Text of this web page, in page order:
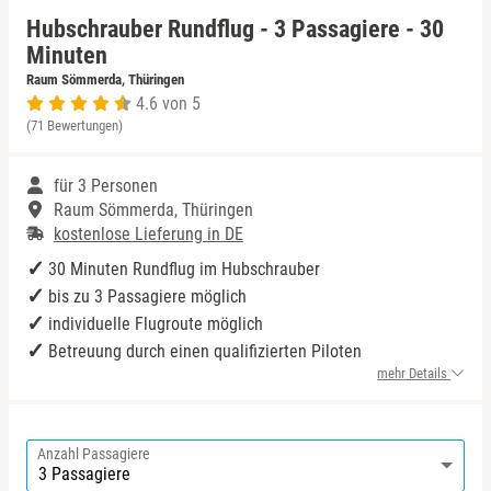
Hubschrauber Rundflug - 3 Passagiere - 30
Minuten
Raum Sömmerda, Thüringen
4.6 von 5
(71 Bewertungen)
für 3 Personen
Raum Sömmerda, Thüringen
kostenlose Lieferung in DE
30 Minuten Rundflug im Hubschrauber
bis zu 3 Passagiere möglich
individuelle Flugroute möglich
Betreuung durch einen qualifizierten Piloten
mehr Details
Anzahl Passagiere
Niedersachsen
NRW
Saarland
Sachsen
Sachsen-Anhalt
Thüringen
Bodensee
Bonn
Dresden
Düsseldorf
Erfurt
Frankfurt am Main